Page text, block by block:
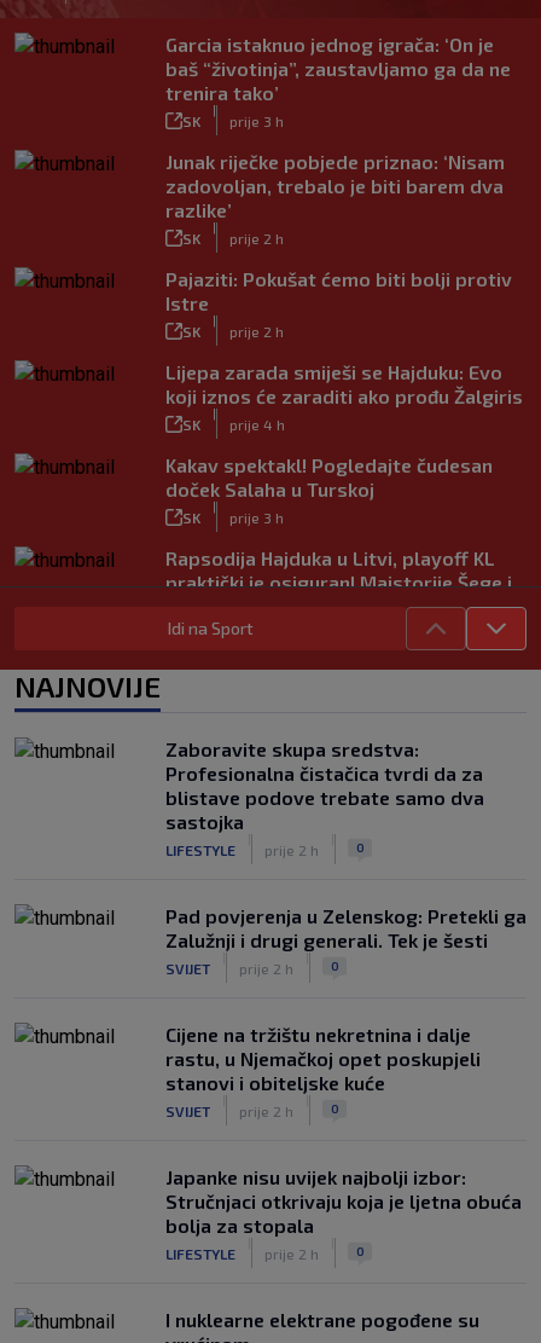
Garcia istaknuo jednog igrača: ‘On je
baš “životinja”, zaustavljamo ga da ne
trenira tako’
SK prije 3 h
Junak riječke pobjede priznao: ‘Nisam
zadovoljan, trebalo je biti barem dva
razlike’
SK prije 2 h
Pajaziti: Pokušat ćemo biti bolji protiv
Istre
SK prije 2 h
Lijepa zarada smiješi se Hajduku: Evo
koji iznos će zaraditi ako prođu Žalgiris
SK prije 4 h
Kakav spektakl! Pogledajte čudesan
doček Salaha u Turskoj
SK prije 3 h
Rapsodija Hajduka u Litvi, playoff KL
praktički je osiguran! Majstorije Šege i
SK
|
prije 8 h
Neočekivani problemi za Dinamo:
Rijeka u Finsku nosi minimalnu
prednost, bivši vratar Dinama spriječio
veću razliku
SK prije 4 h
Idi na Sport
NAJNOVIJE
Zaboravite skupa sredstva:
Profesionalna čistačica tvrdi da za
blistave podove trebate samo dva
sastojka
LIFESTYLE prije 2 h 0
Pad povjerenja u Zelenskog: Pretekli ga
Zalužnji i drugi generali. Tek je šesti
SVIJET prije 2 h 0
Cijene na tržištu nekretnina i dalje
rastu, u Njemačkoj opet poskupjeli
stanovi i obiteljske kuće
SVIJET prije 2 h 0
Japanke nisu uvijek najbolji izbor:
Stručnjaci otkrivaju koja je ljetna obuća
bolja za stopala
LIFESTYLE prije 2 h 0
I nuklearne elektrane pogođene su